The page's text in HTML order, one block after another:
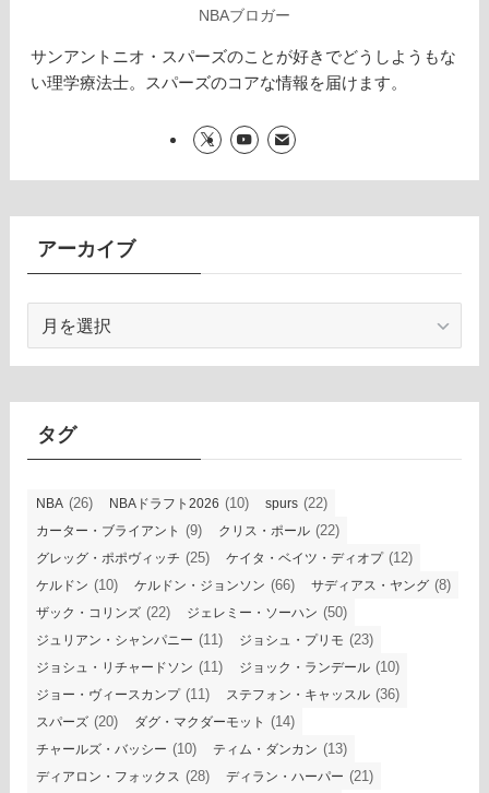
NBAブロガー
サンアントニオ・スパーズのことが好きでどうしようもな
い理学療法士。スパーズのコアな情報を届けます。
アーカイブ
カ
タグ
NBA (26) NBAドラフト2026 (10) spurs (22)
カーター・ブライアント (9) クリス・ポール (22)
グレッグ・ポポヴィッチ (25) ケイタ・ベイツ・ディオプ(12)
ケルドン (10) ケルドン・ジョンソン (66) サディアス・ヤング (8)
ザック・コリンズ (22) ジェレミー・ソーハン (50)
ジュリアン・シャンパニー (11) ジョシュ・プリモ (23)
ジョシュ・リチャードソン (11) ジョック・ランデール (10)
ジョー・ヴィースカンプ(11) ステフォン・キャッスル (36)
スパーズ (20) ダグ・マクダーモット (14)
チャールズ・バッシー (10) ティム・ダンカン (13)
ディアロン・フォックス (28) ディラン・ハーパー (21)